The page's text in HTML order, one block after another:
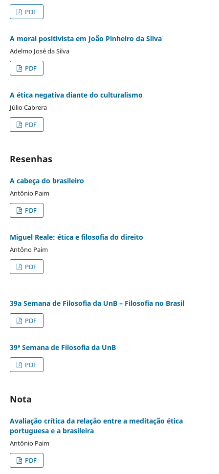
PDF
A moral positivista em João Pinheiro da Silva
Adelmo José da Silva
PDF
A ética negativa diante do culturalismo
Júlio Cabrera
PDF
Resenhas
A cabeça do brasileiro
Antônio Paim
PDF
Miguel Reale: ética e filosofia do direito
Antôno Paim
PDF
39a Semana de Filosofia da UnB – Filosofia no Brasil
PDF
39ª Semana de Filosofia da UnB
PDF
Nota
Avaliação crítica da relação entre a meditação ética
portuguesa e a brasileira
Antônio Paim
PDF